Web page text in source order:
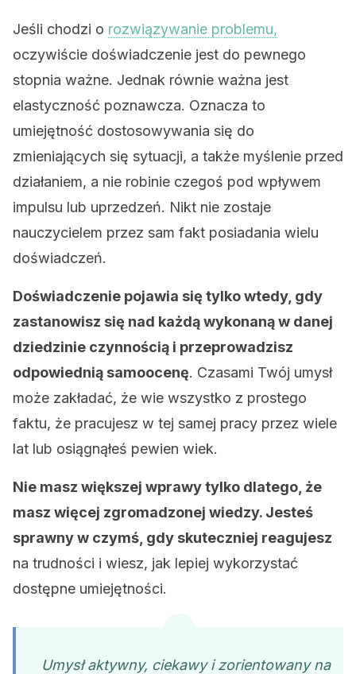
Jeśli chodzi o rozwiązywanie problemu,
oczywiście doświadczenie jest do pewnego
stopnia ważne. Jednak równie ważna jest
elastyczność poznawcza. Oznacza to
umiejętność dostosowywania się do
zmieniających się sytuacji, a także myślenie przed
działaniem, a nie robinie czegoś pod wpływem
impulsu lub uprzedzeń. Nikt nie zostaje
nauczycielem przez sam fakt posiadania wielu
doświadczeń.
Doświadczenie pojawia się tylko wtedy, gdy
zastanowisz się nad każdą wykonaną w danej
dziedzinie czynnością i przeprowadzisz
odpowiednią samoocenę. Czasami Twój umysł
może zakładać, że wie wszystko z prostego
faktu, że pracujesz w tej samej pracy przez wiele
lat lub osiągnąłeś pewien wiek.
Nie masz większej wprawy tylko dlatego, że
masz więcej zgromadzonej wiedzy. Jesteś
sprawny w czymś, gdy skuteczniej reagujesz
na trudności i wiesz, jak lepiej wykorzystać
dostępne umiejętności.
Umysł aktywny, ciekawy i zorientowany na